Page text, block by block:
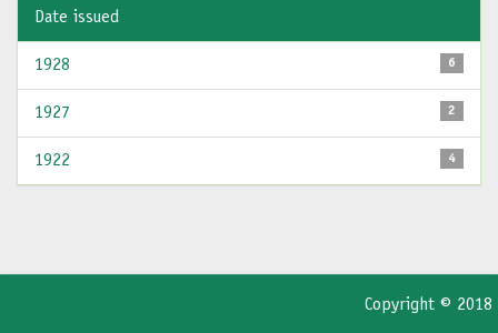
Date issued
6
1928
2
1927
4
1922
Copyright © 2018